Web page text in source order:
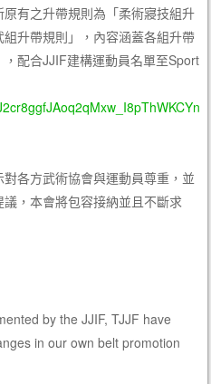
有之升帶規則為「柔術寢技組升
升帶規則」，內容涵蓋各組升帶
配合JJIF建構運動員名單至Sport
各方武術協會與運動員尊重，並
，本會將包容接納並且不斷求
by the JJIF, TJJF have
in our own belt promotion